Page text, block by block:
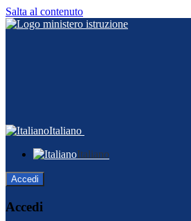
Salta al contenuto
Italiano
Italiano
Accedi
Accedi